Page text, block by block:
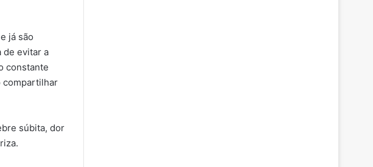
já são
de evitar a
constante
compartilhar
súbita, dor